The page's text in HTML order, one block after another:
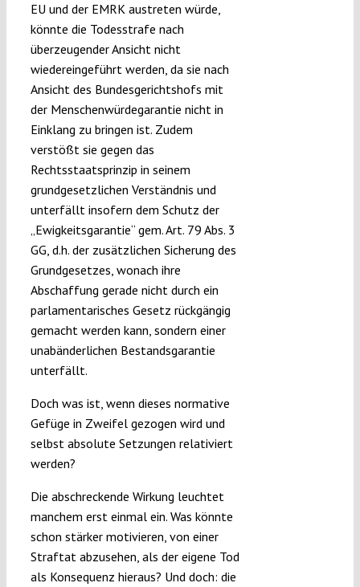
EU und der EMRK austreten würde,
könnte die Todesstrafe nach
überzeugender Ansicht nicht
wiedereingeführt werden, da sie nach
Ansicht des Bundesgerichtshofs mit
der Menschenwürdegarantie nicht in
Einklang zu bringen ist. Zudem
verstößt sie gegen das
Rechtsstaatsprinzip in seinem
grundgesetzlichen Verständnis und
unterfällt insofern dem Schutz der
„Ewigkeitsgarantie“ gem. Art. 79 Abs. 3
GG, d.h. der zusätzlichen Sicherung des
Grundgesetzes, wonach ihre
Abschaffung gerade nicht durch ein
parlamentarisches Gesetz rückgängig
gemacht werden kann, sondern einer
unabänderlichen Bestandsgarantie
unterfällt.
Doch was ist, wenn dieses normative
Gefüge in Zweifel gezogen wird und
selbst absolute Setzungen relativiert
werden?
Die abschreckende Wirkung leuchtet
manchem erst einmal ein. Was könnte
schon stärker motivieren, von einer
Straftat abzusehen, als der eigene Tod
als Konsequenz hieraus? Und doch: die